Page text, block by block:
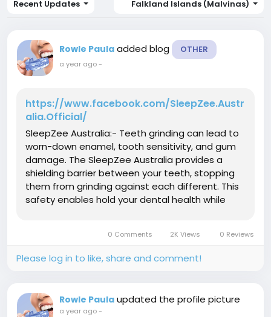
Recent Updates Falkland Islands (Malvinas)
Rowle Paula added blog OTHER
a year ago-
https://www.facebook.com/SleepZee.Austr
alia.Official/
SleepZee Australia:- Teeth grinding can lead to
worn-down enamel, tooth sensitivity, and gum
damage. The SleepZee Australia provides a
shielding barrier between your teeth, stopping
them from grinding against each different. This
safety enables hold your dental health while
FACEBOOKS@>>> FB@>>...
0 Comments 2K Views 0 Reviews
Please log in to like, share and comment!
Rowle Paula updated the profile picture
a year ago-